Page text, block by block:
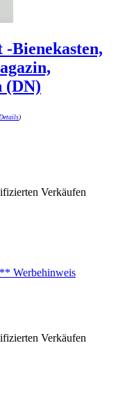
Bienekasten,
(DN)
Details)
Verkäufen
Werbehinweis
Verkäufen